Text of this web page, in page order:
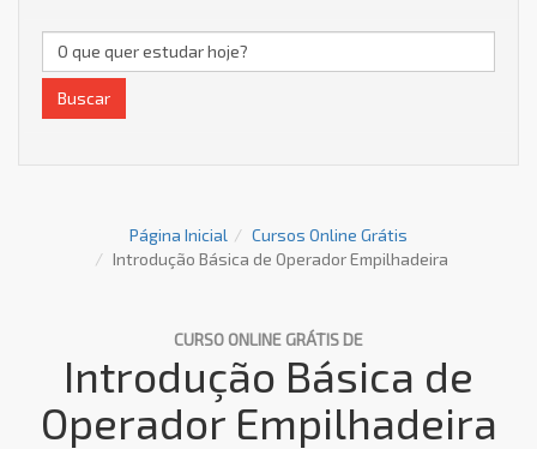
Buscar
Página Inicial
Cursos Online Grátis
Introdução Básica de Operador Empilhadeira
CURSO ONLINE GRÁTIS DE
Introdução Básica de
Operador Empilhadeira